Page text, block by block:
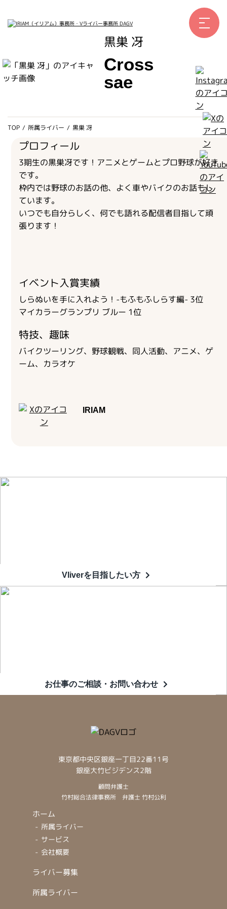
お仕事例
ライバー募集
所属ライバー
インタビュー
メディア
最新のお知らせ
黒巣 冴
Cross
sae
TOP / 所属ライバー / 黒巣 冴
プロフィール
3期生の黒巣冴です！アニメとゲームとプロ野球が好き
です。
枠内では野球のお話の他、よく車やバイクのお話もし
ています。
いつでも自分らしく、何でも語れる配信者目指して頑
張ります！
イベント入賞実績
しらぬいを手に入れよう！-もふもふしらす編- 3位
マイカラーグランプリ ブルー 1位
特技、趣味
バイクツーリング、野球観戦、同人活動、アニメ、ゲ
ーム、カラオケ
IRIAM
Vliverを目指したい方
お仕事のご相談・お問い合わせ
東京都中央区銀座一丁目22番11号
銀座大竹ビジデンス2階
顧問弁護士
竹村総合法律事務所 弁護士 竹村公利
ホーム
所属ライバー
サービス
会社概要
ライバー募集
所属ライバー